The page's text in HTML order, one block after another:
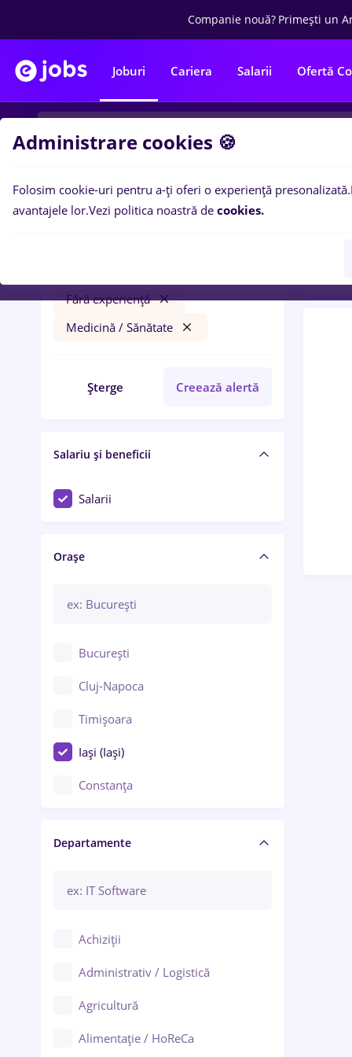
Companie nouă? Primești un
Joburi Cariera Salarii Ofertă
Filtre
Fără experiență
Medicină / Sănătate
Șterge Creează alertă
Salariu și beneficii
Salarii
Orașe
București
Cluj-Napoca
Timișoara
Iași (Iași)
Constanța
Brașov
Bacău
Galați (Galați)
Ploiești
Departamente
Achiziții
Administrativ / Logistică
Agricultură
Alimentație / HoReCa
0
Administrare cookies 🍪
Folosim cookie-uri pentru a-ți oferi o experiență presonalizată.
avantajele lor.Vezi politica noastră de cookies.